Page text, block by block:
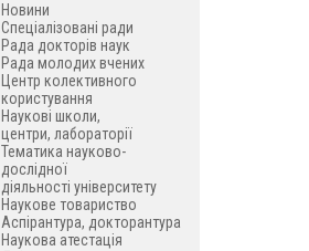
Новини
Спеціалізовані ради
Рада докторів наук
Рада молодих вчених
Центр колективного
користування
Наукові школи,
центри, лабораторії
Тематика науково-
дослідної
діяльності університету
Наукове товариство
Аспірантура, докторантура
Наукова атестація